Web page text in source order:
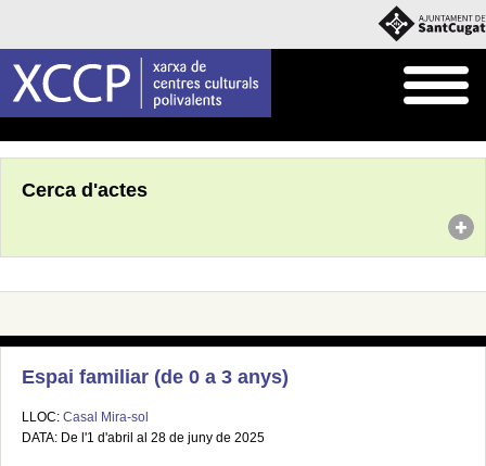
Cerca d'actes
Espai familiar (de 0 a 3 anys)
LLOC: Casal Mira-sol
DATA: De l'1 d'abril al 28 de juny de 2025